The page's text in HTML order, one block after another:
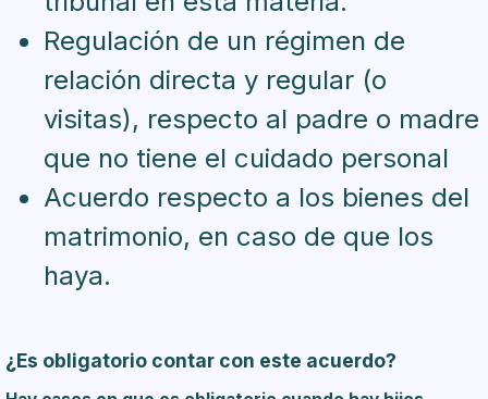
Regulación de un régimen de
relación directa y regular (o
visitas), respecto al padre o madre
que no tiene el cuidado personal
Acuerdo respecto a los bienes del
matrimonio, en caso de que los
haya.
¿Es obligatorio contar con este acuerdo?